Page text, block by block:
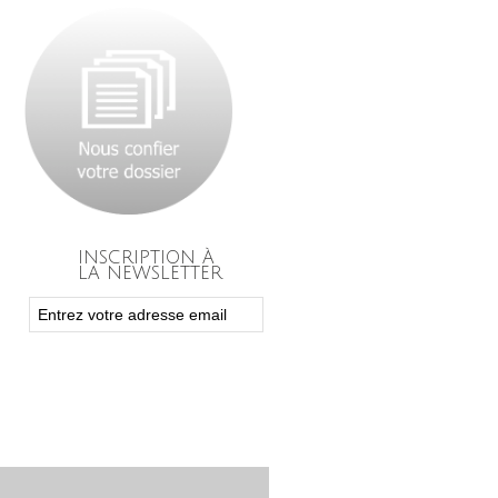
INSCRIPTION À
LA NEWSLETTER